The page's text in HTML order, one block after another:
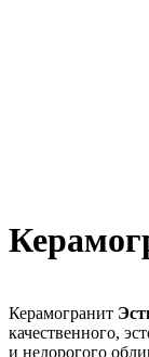
Керамогранит
качественного,
и недорогого